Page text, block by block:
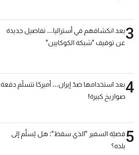
3بعد انكشافهم في أستراليا... تفاصيل جديدة
عن توقيف "شبكة الكوكايين"
4بعد استخدامها ضدّ إيران... أميركا تتسلّم دفعة
صواريخ كبيرة!
5قضيّة السفير "الذي سقط": هل يُسلَّم إلى
بلده؟